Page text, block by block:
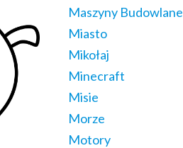
Maszyny Budowlane
Miasto
Mikołaj
Minecraft
Misie
Morze
Motory